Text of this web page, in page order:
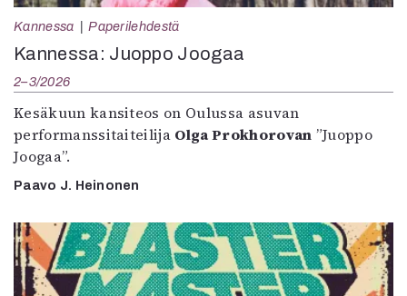
Kannessa Paperilehdestä
Kannessa: Juoppo Joogaa
2–3/2026
Kesäkuun kansiteos on Oulussa asuvan
performanssitaiteilija Olga Prokhorovan ”Juoppo
Joogaa”.
Paavo J. Heinonen